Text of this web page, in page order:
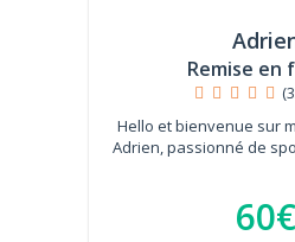
Remise en
Hello et bienvenue sur
Adrien, passionné de
60€